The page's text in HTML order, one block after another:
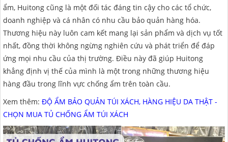
ẩm, Huitong cũng là một đối tác đáng tin cậy cho các tổ chức,
doanh nghiệp và cá nhân có nhu cầu bảo quản hàng hóa.
Thương hiệu này luôn cam kết mang lại sản phẩm và dịch vụ tốt
nhất, đồng thời không ngừng nghiên cứu và phát triển để đáp
ứng mọi nhu cầu của thị trường. Điều này đã giúp Huitong
khẳng định vị thế của mình là một trong những thương hiệu
hàng đầu trong lĩnh vực chống ẩm trên toàn cầu.
Xem thêm: ĐỘ ẨM BẢO QUẢN TÚI XÁCH, HÀNG HIỆU DA THẬT -
CHỌN MUA TỦ CHỐNG ẨM TÚI XÁCH